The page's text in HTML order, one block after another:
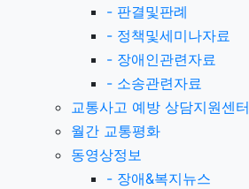
- 판결및판례
- 정책및세미나자료
- 장애인관련자료
- 소송관련자료
교통사고 예방 상담지원센터
월간 교통평화
동영상정보
- 장애&복지뉴스